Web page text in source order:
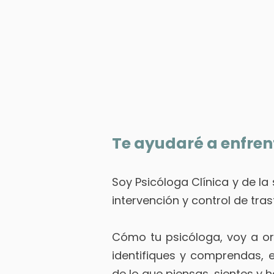
Te ayudaré a
Soy Psicóloga Clínica y de
intervención y control de
Cómo tu psicóloga, voy a
identifiques y comprendas,